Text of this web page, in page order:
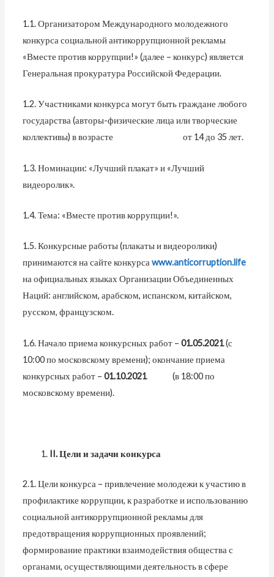
1.1. Организатором Международного молодежного
конкурса социальной антикоррупционной рекламы
«Вместе против коррупции!» (далее – конкурс) является
Генеральная прокуратура Российской Федерации.
1.2. Участниками конкурса могут быть граждане любого
государства (авторы-физические лица или творческие
коллективы) в возрасте от 14 до 35 лет.
1.3. Номинации: «Лучший плакат» и «Лучший
видеоролик».
1.4. Тема: «Вместе против коррупции!».
1.5. Конкурсные работы (плакаты и видеоролики)
принимаются на сайте конкурсаwww.anticorruption.life
на официальных языках Организации Объединенных
Наций: английском, арабском, испанском, китайском,
русском, французском.
1.6. Начало приема конкурсных работ –01.05.2021(с
10:00 по московскому времени); окончание приема
конкурсных работ – 01.10.2021(в 18:00 по
московскому времени).
. Цели и задачи конкурса
2.1. Цели конкурса – привлечение молодежи к участию в
профилактике коррупции, к разработке и использованию
социальной антикоррупционной рекламы для
предотвращения коррупционных проявлений;
формирование практики взаимодействия общества с
органами, осуществляющими деятельность в сфере